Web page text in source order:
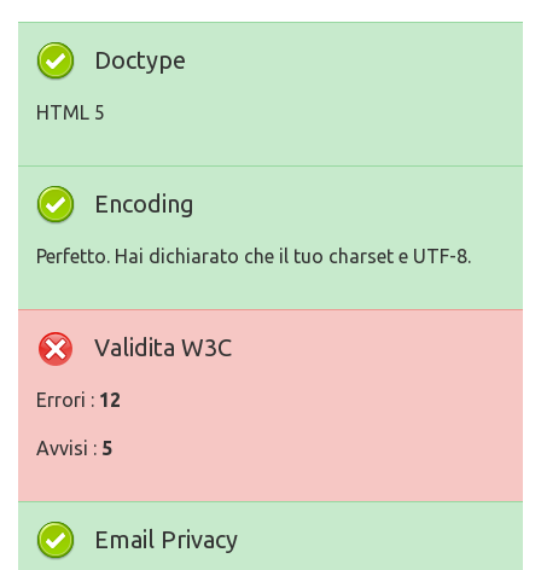
Doctype
HTML 5
Encoding
Perfetto. Hai dichiarato che il tuo charset e UTF-8.
Validita W3C
Errori : 12
Avvisi : 5
Email Privacy